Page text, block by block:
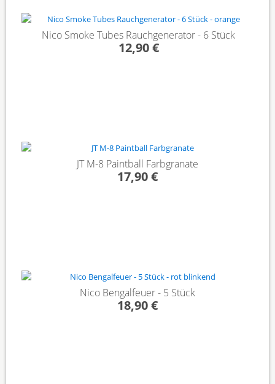
Nico Smoke Tubes Rauchgenerator - 6 Stück
12,90 €
JT M-8 Paintball Farbgranate
17,90 €
Nico Bengalfeuer - 5 Stück
18,90 €